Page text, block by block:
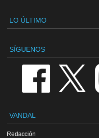
LO ÚLTIMO
SÍGUENOS
VANDAL
Redacción